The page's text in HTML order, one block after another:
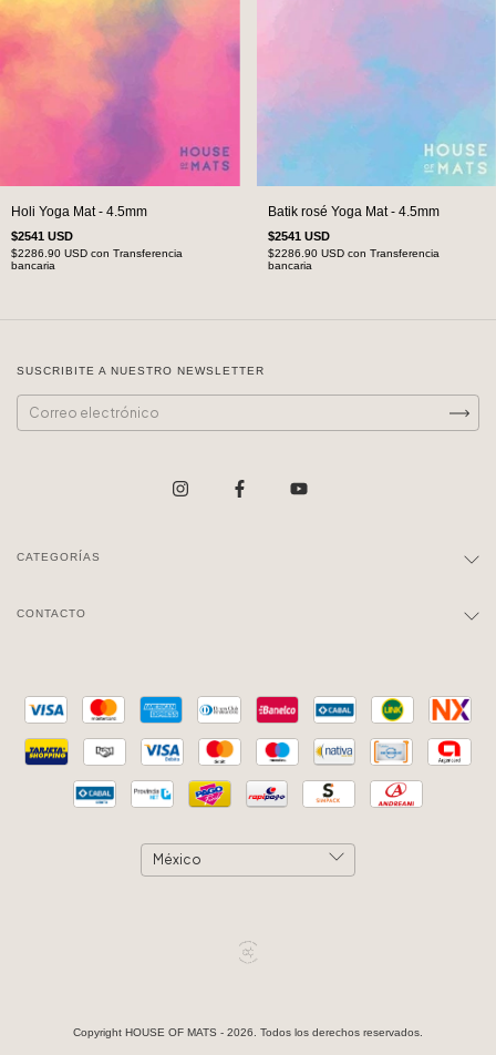
Holi Yoga Mat - 4.5mm
$2541 USD
$2286.90 USD con Transferencia
bancaria
Batik rosé Yoga Mat - 4.5mm
$2541 USD
$2286.90 USD con Transferencia
bancaria
SUSCRIBITE A NUESTRO NEWSLETTER
CATEGORÍAS
CONTACTO
Copyright HOUSE OF MATS - 2026. Todos los derechos reservados.